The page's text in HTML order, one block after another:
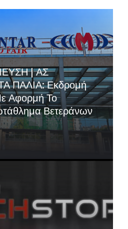
| ΑΣ
ΠΑΛΙΑ: Εκδρομή
Αφορμή Το
Βετεράνων